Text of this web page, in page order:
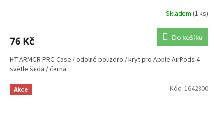
Skladem (1 ks)
76 Kč Do košíku
HT ARMOR PRO Case / odolné pouzdro / kryt pro Apple AirPods 4 -
světle šedá / černá.
Akce Kód: 1642800